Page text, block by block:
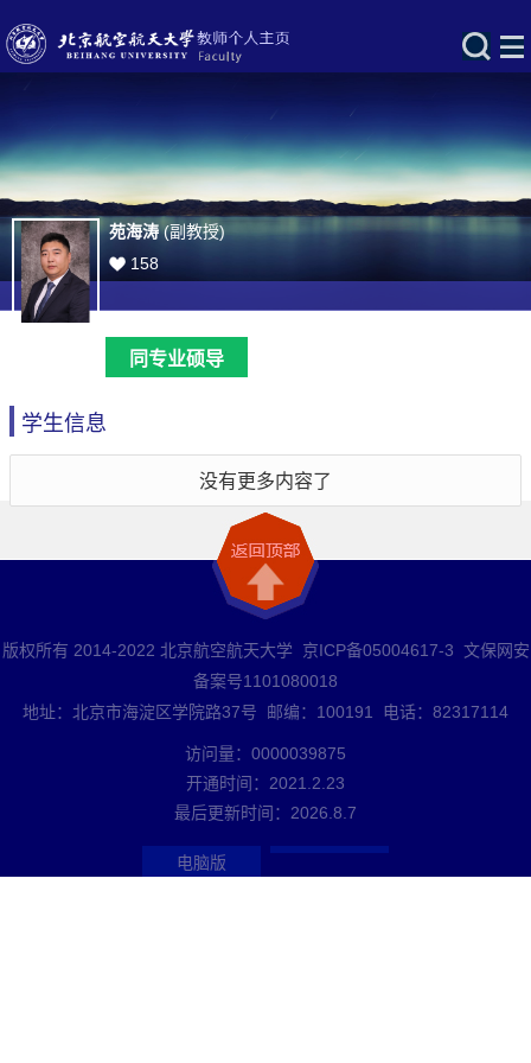
苑海涛(副教授)
158
同专业硕导
学生信息
没有更多内容了
版权所有 2014-2022 北京航空航天大学 京ICP备05004617-3 文保网安
备案号1101080018
地址：北京市海淀区学院路37号 邮编：100191 电话：82317114
访问量： 0000039875
开通时间： 2021 2 23
最后更新时间： 2026 8 7
电脑版